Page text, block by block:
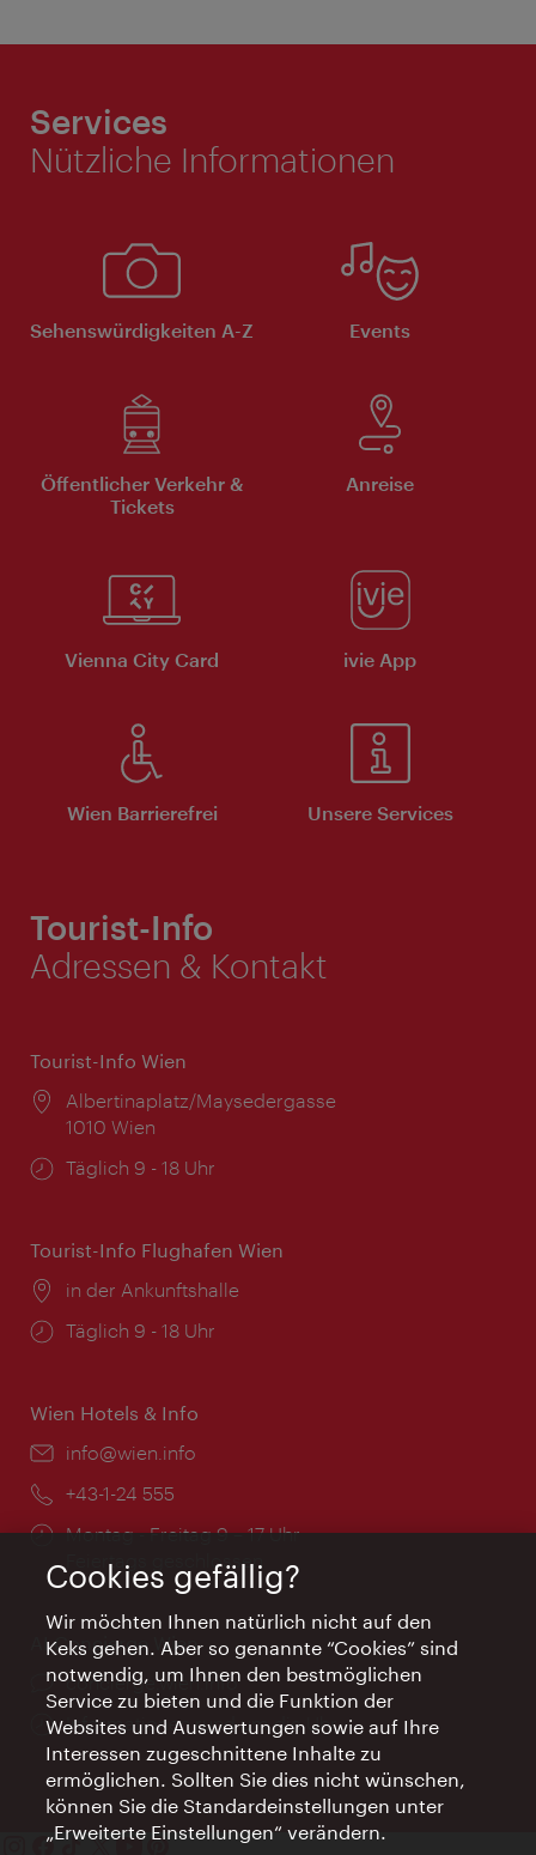
Services
Nützliche Informationen
Sehenswürdigkeiten A-Z Events
Öffentlicher Verkehr &
Tickets
Anreise
Vienna City Card ivie App
Wien Barrierefrei Unsere Services
Tourist-Info
Adressen & Kontakt
Tourist-Info Wien
Ort:
Albertinaplatz/Maysedergasse
1010 Wien
Öffnungszeiten:
Täglich 9 - 18 Uhr
Tourist-Info Flughafen Wien
Ort:
in der Ankunftshalle
Öffnungszeiten:
Täglich 9 - 18 Uhr
Wien Hotels & Info
Email:
info@wien.info
Telefon:
+43-1-24 555
Öffnungszeiten:
Montag - Freitag 9 – 17 Uhr
Feiertags geschlossen
AI Concierge Wien
Ort:
concierge.wien.info
Öffnungszeiten:
Informationen rund um die Uhr
Cookies gefällig?
Wir möchten Ihnen natürlich nicht auf den
Keks gehen. Aber so genannte “Cookies” sind
notwendig, um Ihnen den bestmöglichen
Service zu bieten und die Funktion der
Websites und Auswertungen sowie auf Ihre
Interessen zugeschnittene Inhalte zu
ermöglichen. Sollten Sie dies nicht wünschen,
können Sie die Standardeinstellungen unter
„Erweiterte Einstellungen“ verändern.